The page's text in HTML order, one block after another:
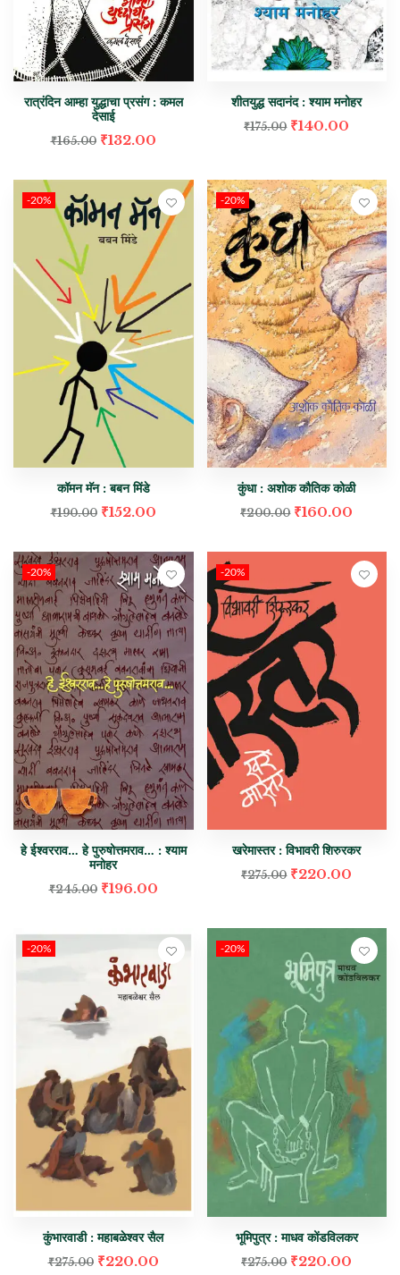
रात्रंदिन आम्हा युद्धाचा प्रसंग : कमल
देसाई
₹165.00 ₹132.00
शीतयुद्ध सदानंद : श्याम मनोहर
₹175.00 ₹140.00
-20%
कॉमन मॅन : बबन मिंडे
₹190.00 ₹152.00
-20%
कुंधा : अशोक कौतिक कोळी
₹200.00 ₹160.00
-20%
हे ईश्वरराव… हे पुरुषोत्तमराव… : श्याम
मनोहर
₹245.00 ₹196.00
-20%
खरेमास्तर : विभावरी शिरुरकर
₹275.00 ₹220.00
-20%
कुंभारवाडी : महाबळेश्वर सैल
₹275.00 ₹220.00
-20%
भूमिपुत्र : माधव कोंडविलकर
₹275.00 ₹220.00